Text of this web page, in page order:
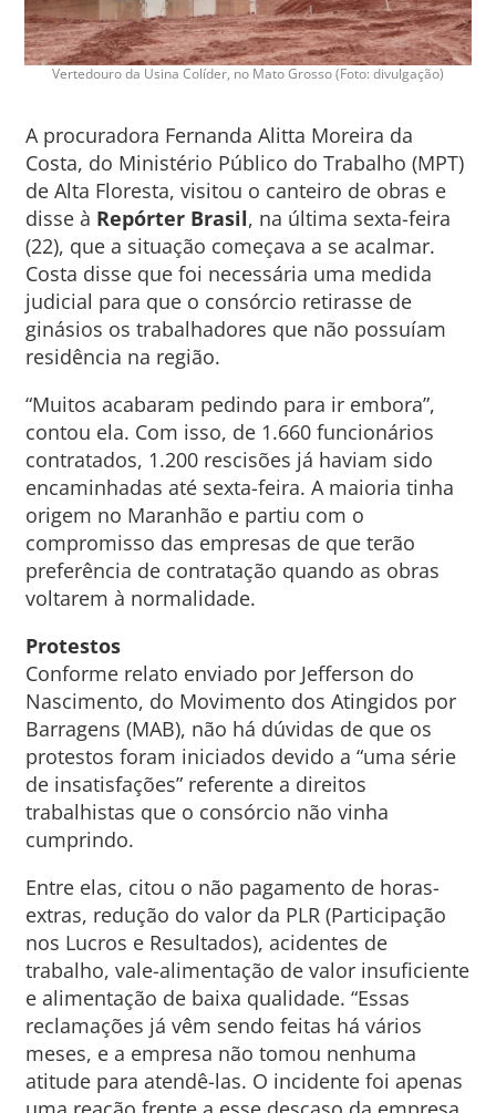
Vertedouro da Usina Colíder, no Mato Grosso (Foto: divulgação)
A procuradora Fernanda Alitta Moreira da
Costa, do Ministério Público do Trabalho (MPT)
de Alta Floresta, visitou o canteiro de obras e
disse à Repórter Brasil, na última sexta-feira
(22), que a situação começava a se acalmar.
Costa disse que foi necessária uma medida
judicial para que o consórcio retirasse de
ginásios os trabalhadores que não possuíam
residência na região.
“Muitos acabaram pedindo para ir embora”,
contou ela. Com isso, de 1.660 funcionários
contratados, 1.200 rescisões já haviam sido
encaminhadas até sexta-feira. A maioria tinha
origem no Maranhão e partiu com o
compromisso das empresas de que terão
preferência de contratação quando as obras
voltarem à normalidade.
Protestos
Conforme relato enviado por Jefferson do
Nascimento, do Movimento dos Atingidos por
Barragens (MAB), não há dúvidas de que os
protestos foram iniciados devido a “uma série
de insatisfações” referente a direitos
trabalhistas que o consórcio não vinha
cumprindo.
Entre elas, citou o não pagamento de horas-
extras, redução do valor da PLR (Participação
nos Lucros e Resultados), acidentes de
trabalho, vale-alimentação de valor insuficiente
e alimentação de baixa qualidade. “Essas
reclamações já vêm sendo feitas há vários
meses, e a empresa não tomou nenhuma
atitude para atendê-las. O incidente foi apenas